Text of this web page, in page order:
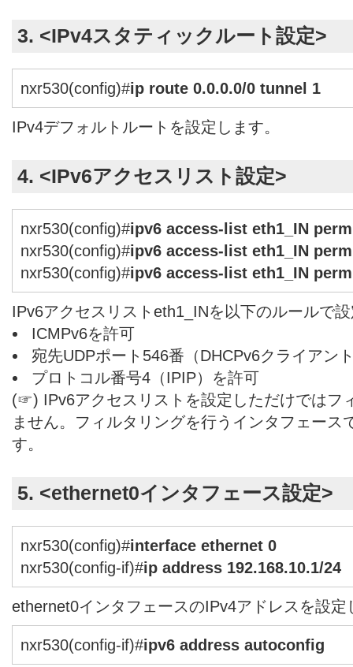
3. <IPv4スタティックルート設定>
nxr530(config)#ip route 0.0.0.0/0 tunnel 1
IPv4デフォルトルートを設定します。
4. <IPv6アクセスリスト設定>
nxr530(config)#ipv6 access-list eth1_IN
nxr530(config)#ipv6 access-list eth1_IN
nxr530(config)#ipv6 access-list eth1_IN
IPv6アクセスリストeth1_INを以下のルールで
ICMPv6を許可
宛先UDPポート546番（DHCPv6クライアン
プロトコル番号4（IPIP）を許可
(☞) IPv6アクセスリストを設定しただけではフ
ません。フィルタリングを行うインタフェース
す。
5. <ethernet0インタフェース設定>
nxr530(config)#interface ethernet 0
nxr530(config-if)#ip address 192.168.10.1/24
ethernet0インタフェースのIPv4アドレスを設定
nxr530(config-if)#ipv6 address autoconfig